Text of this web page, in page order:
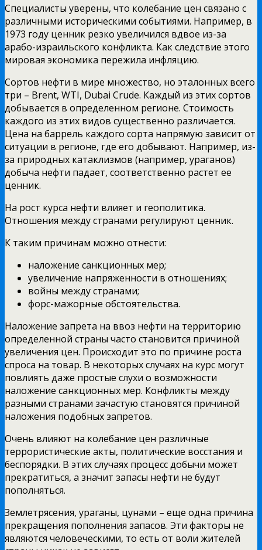
Специалисты уверены, что колебание цен связано с
различными историческими событиями. Например, в
1973 году ценник резко увеличился вдвое из-за
арабо-израильского конфликта. Как следствие этого
мировая экономика пережила инфляцию.
Сортов нефти в мире множество, но эталонных всего
три – Brent, WTI, Dubai Crude. Каждый из этих сортов
добывается в определенном регионе. Стоимость
каждого из этих видов существенно различается.
Цена на баррель каждого сорта напрямую зависит от
ситуации в регионе, где его добывают. Например, из-
за природных катаклизмов (например, ураганов)
добыча нефти падает, соответственно растет ее
ценник.
На рост курса нефти влияет и геополитика.
Отношения между странами регулируют ценник.
К таким причинам можно отнести:
наложение санкционных мер;
увеличение напряженности в отношениях;
войны между странами;
форс-мажорные обстоятельства.
Наложение запрета на ввоз нефти на территорию
определенной страны часто становится причиной
увеличения цен. Происходит это по причине роста
спроса на товар. В некоторых случаях на курс могут
повлиять даже простые слухи о возможности
наложение санкционных мер. Конфликты между
разными странами зачастую становятся причиной
наложения подобных запретов.
Очень влияют на колебание цен различные
террористические акты, политические восстания и
беспорядки. В этих случаях процесс добычи может
прекратиться, а значит запасы нефти не будут
пополняться.
Землетрясения, ураганы, цунами – еще одна причина
прекращения пополнения запасов. Эти факторы не
являются человеческими, то есть от воли жителей